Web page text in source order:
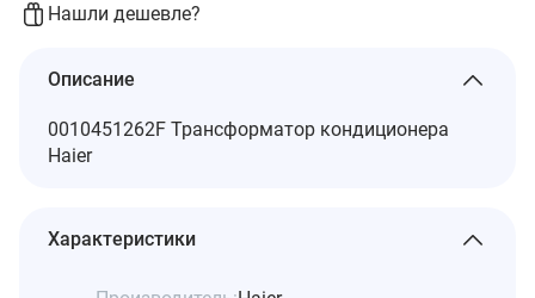
Нашли дешевле?
Описание
0010451262F Трансформатор кондиционера
Haier
Характеристики